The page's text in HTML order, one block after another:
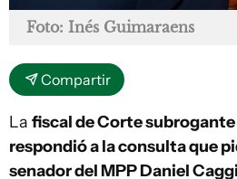
Foto: Inés Guimaraens
Compartir
La fiscal de Corte
respondió a la consulta que
senador del MPP Daniel